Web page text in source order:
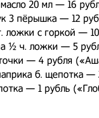
20 мл — 16
3 пёрышка — 12
ложки с горкой —
½ ч. ложки — 5
— 4 рубля
б. щепотка
— 1 рубль